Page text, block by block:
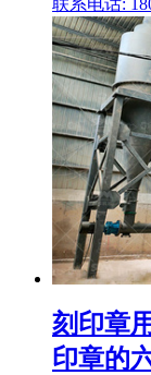
联系电话:
刻印章
印章的